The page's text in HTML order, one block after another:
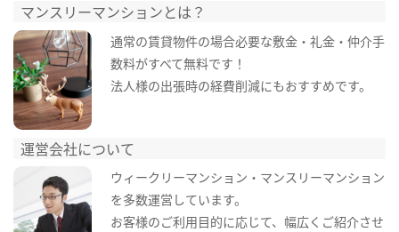
マンスリーマンションとは？
通常の賃貸物件の場合必要な敷金・礼金・仲介手
数料がすべて無料です！
法人様の出張時の経費削減にもおすすめです。
運営会社について
ウィークリーマンション・マンスリーマンション
を多数運営しています。
お客様のご利用目的に応じて、幅広くご紹介させ